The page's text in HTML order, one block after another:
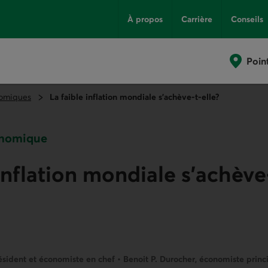
À propos Carrière Conseils
La faible inflation mondiale s’achève-t-elle?
mondiale
et économiste en chef • Benoit P. Durocher, économiste